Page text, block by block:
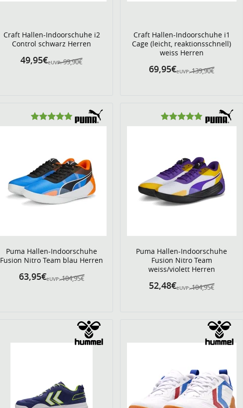
Craft Hallen-Indoorschuhe i2
Control schwarz Herren
eUVP: 99,90€
49,95€
Craft Hallen-Indoorschuhe i1
Cage (leicht, reaktionsschnell)
weiss Herren
eUVP: 139,90€
69,95€
Puma Hallen-Indoorschuhe
Fusion Nitro Team blau Herren
eUVP: 104,95€
63,95€
Puma Hallen-Indoorschuhe
Fusion Nitro Team
weiss/violett Herren
eUVP: 104,95€
52,48€